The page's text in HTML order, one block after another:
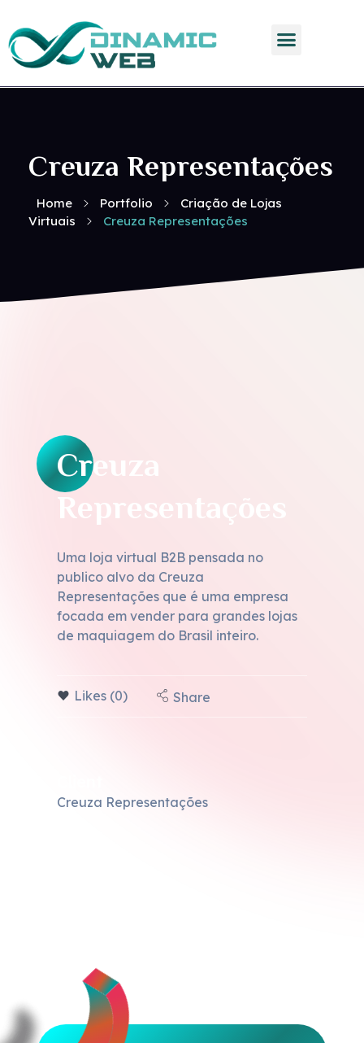
Home Portfolio
Criação de Lojas
Virtuais
Creuza Representações
Creuza Representações
Creuza
Representações
Uma loja virtual B2B pensada no
publico alvo da Creuza
Representações que é uma empresa
focada em vender para grandes lojas
de maquiagem do Brasil inteiro.
Likes (0) Share
Creuza Representações